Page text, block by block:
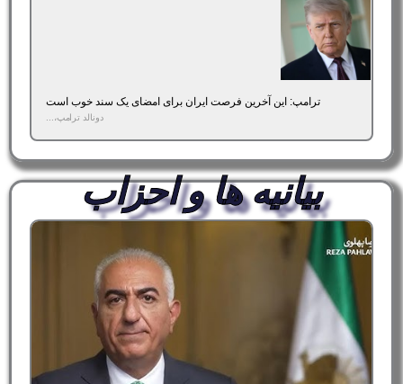
ترامپ: این آخرین فرصت ایران برای امضای یک سند خوب است
دونالد ترامپ،...
بیانیه ها و احزاب